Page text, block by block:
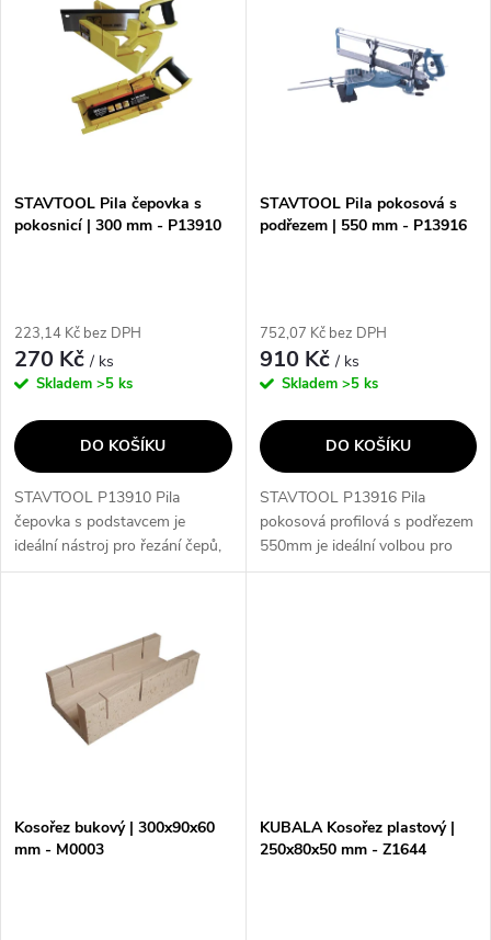
p
o
d
u
k
t
Nejprodávanější
s
p
o
d
u
k
t
STAVTOOL Pila čepovka s
pokosnicí | 300 mm - P13910
223,14 Kč bez DPH
270 Kč/ ks
Skladem >5 ks
DO KOŠÍKU
STAVTOOL P13910 Pila
čepovka s podstavcem je
ideální nástroj pro řezání čepů,
lišt a dalších materiálů díky
STAVTOOL Pila pokosová s
podřezem | 550 mm - P13916
752,07 Kč bez DPH
910 Kč/ ks
Skladem >5 ks
DO KOŠÍKU
STAVTOOL P13916 Pila
pokosová profilová s podřezem
550mm je ideální volbou pro
přesné řezání dřevěných a
Kosořez bukový | 300x90x60
mm - M0003
KUBALA Kosořez plastový |
250x80x50 mm - Z1644